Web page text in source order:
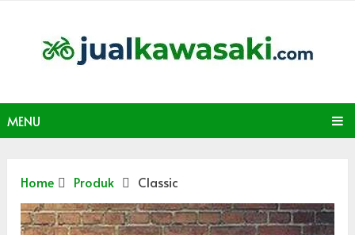
MENU
Home Produk Classic